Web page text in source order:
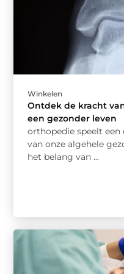
Winkelen
Ontdek de kracht
een gezonder leven
orthopedie speelt
van onze algehele
het belang van ...